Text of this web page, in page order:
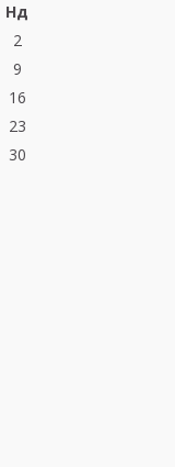
Нд
2
9
16
23
30